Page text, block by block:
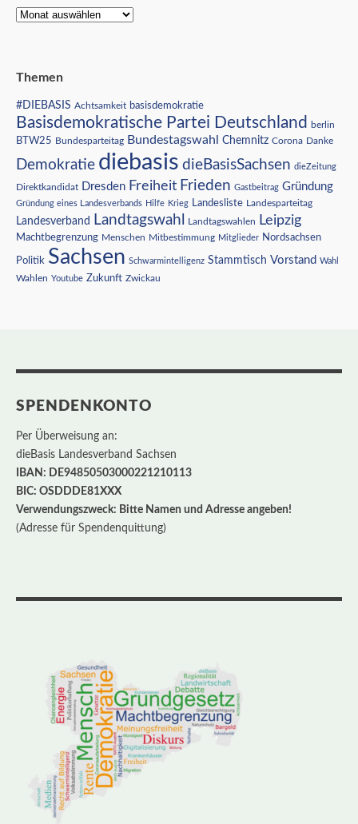
Themen
#DIEBASIS Achtsamkeit basisdemokratie
Basisdemokratische Partei Deutschland berlin
BTW25 Bundesparteitag Bundestagswahl Chemnitz Corona Danke
Demokratie diebasis dieBasisSachsen dieZeitung
Direktkandidat Dresden Freiheit Frieden Gastbeitrag Gründung
Gründung eines Landesverbands Hilfe Krieg Landesliste Landesparteitag
Landesverband Landtagswahl Landtagswahlen Leipzig
Machtbegrenzung Menschen Mitbestimmung Mitglieder Nordsachsen
Politik Sachsen Schwarmintelligenz Stammtisch Vorstand Wahl
Wahlen Youtube Zukunft Zwickau
SPENDENKONTO
Per Überweisung an:
dieBasis Landesverband Sachsen
IBAN: DE94850503000221210113
BIC: OSDDDE81XXX
Verwendungszweck: Bitte Namen und Adresse angeben!
(Adresse für Spendenquittung)